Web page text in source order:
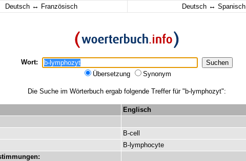
Deutsch ↔ Französisch Deutsch ↔ Spanisch
Wort:
Übersetzung
Synonym
Die Suche im Wörterbuch ergab folgende Treffer für "b-lymphozyt":
Englisch
B-cell
B-lymphocyte